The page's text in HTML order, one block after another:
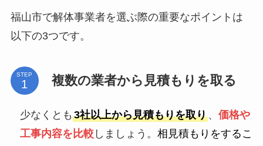
福山市で解体事業者を選ぶ際の重要なポイントは
以下の3つです。
STEP 複数の業者から見積もりを取る
少なくとも 3社以上から見積もりを取り、 価格や
工事内容を比較しましょう。 相見積もりをするこ